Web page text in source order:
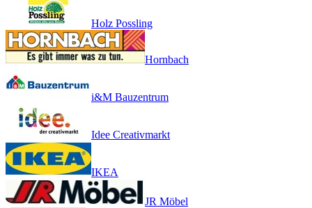
Holz Possling
Hornbach
i&M Bauzentrum
Idee Creativmarkt
IKEA
JR Möbel